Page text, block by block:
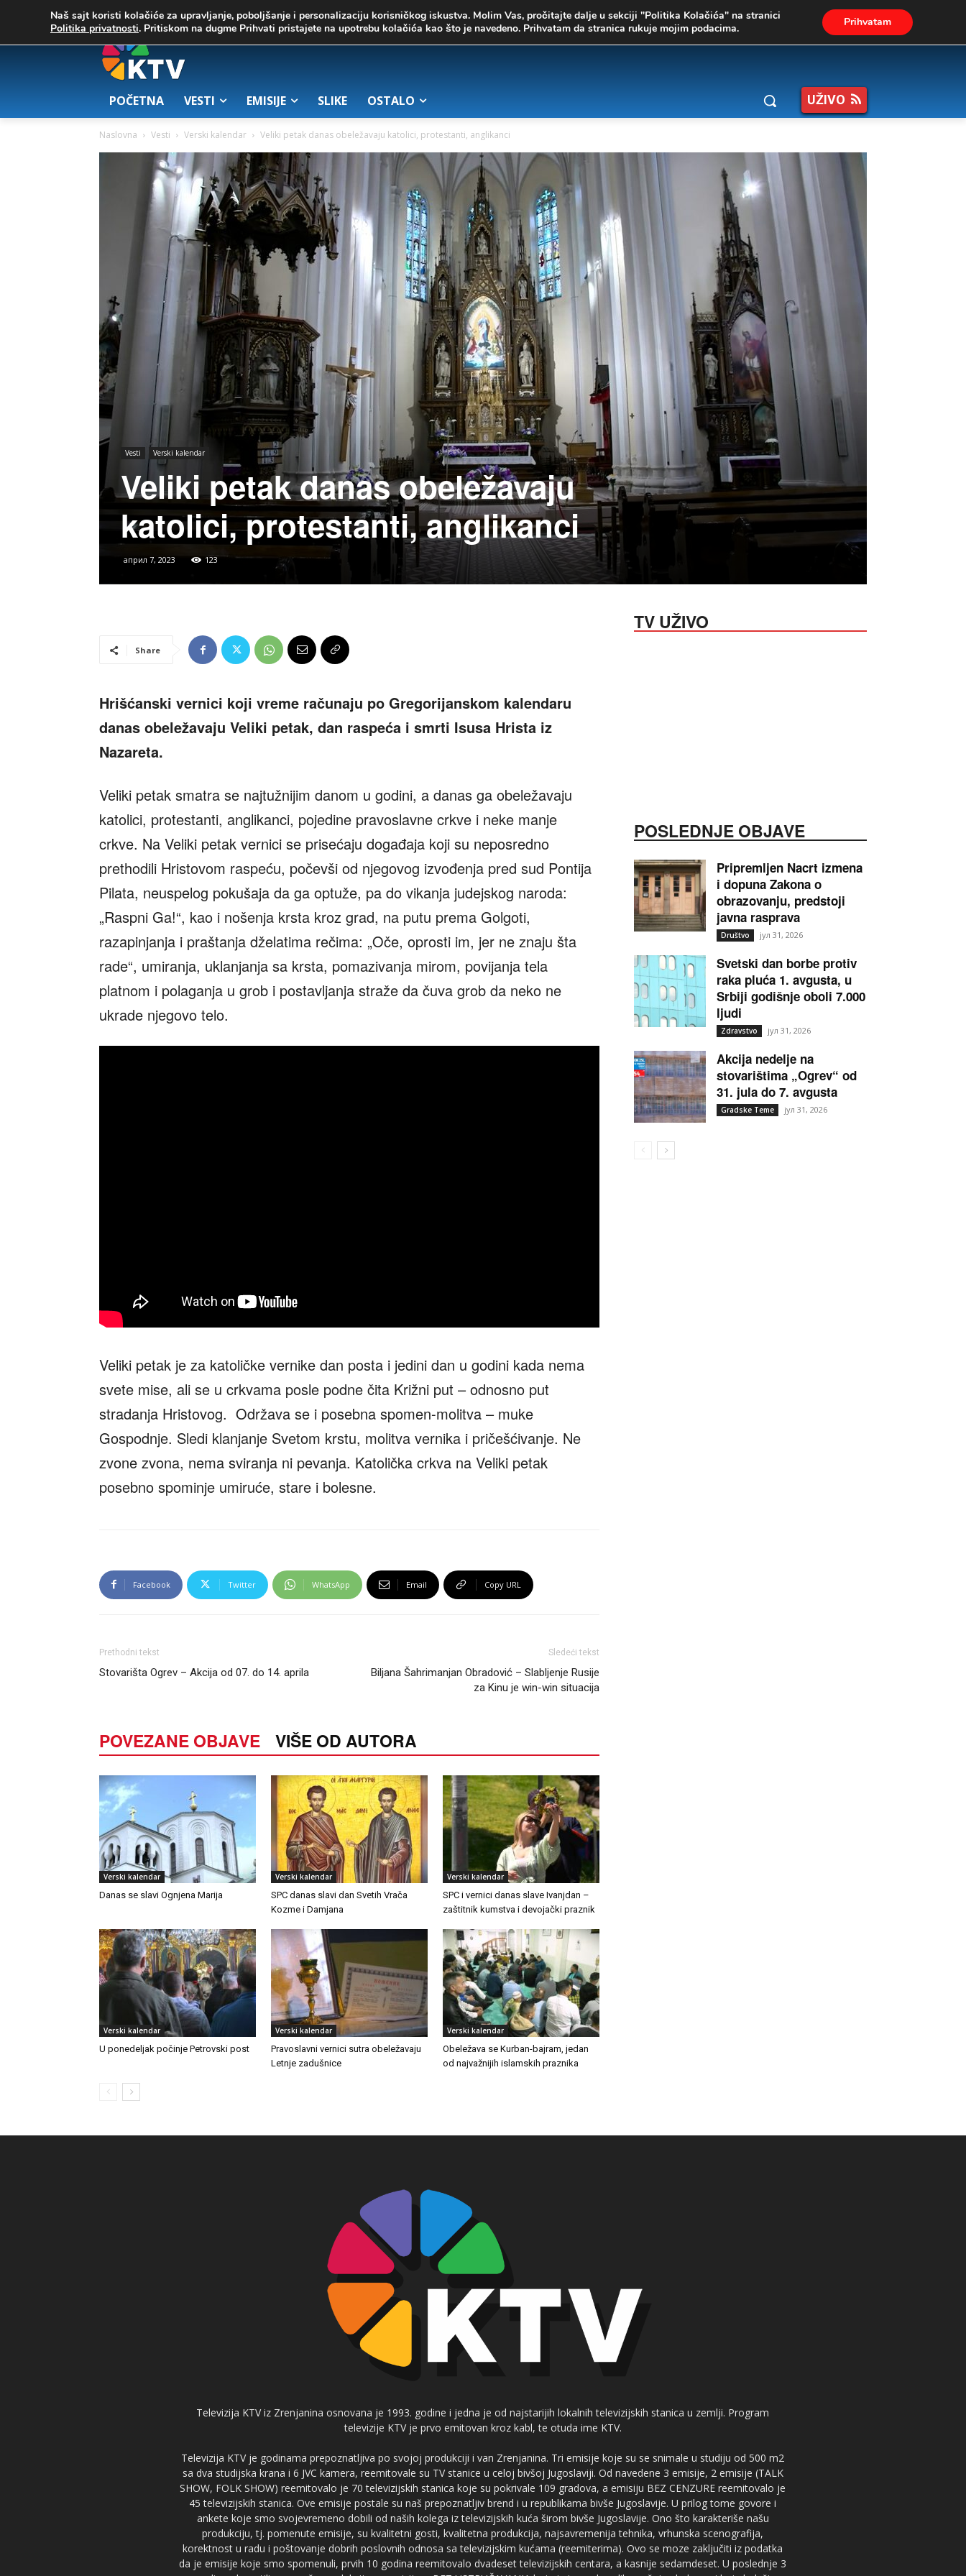
23.7 Zrenjanin 03. август 2026.
POČETNA VESTI EMISIJE SLIKE OSTALO UŽIVO
Naslovna Vesti Verski kalendar Veliki petak danas obeležavaju katolici, protestanti, anglikanci
Vesti Verski kalendar
Veliki petak danas obeležavaju
katolici, protestanti, anglikanci
април 7, 2023 123
Share
Hrišćanski vernici koji vreme računaju po Gregorijanskom kalendaru
danas obeležavaju Veliki petak, dan raspeća i smrti Isusa Hrista iz
Nazareta.
Veliki petak smatra se najtužnijim danom u godini, a danas ga obeležavaju
katolici, protestanti, anglikanci, pojedine pravoslavne crkve i neke manje
crkve. Na Veliki petak vernici se prisećaju događaja koji su neposredno
prethodili Hristovom raspeću, počevši od njegovog izvođenja pred sud Pontija
Pilata, neuspelog pokušaja da ga optuže, pa do vikanja judejskog naroda:
„Raspni Ga!“, kao i nošenja krsta kroz grad, na putu prema Golgoti,
razapinjanja i praštanja dželatima rečima: „Oče, oprosti im, jer ne znaju šta
rade“, umiranja, uklanjanja sa krsta, pomazivanja mirom, povijanja tela
platnom i polaganja u grob i postavljanja straže da čuva grob da neko ne
ukrade njegovo telo.
Veliki petak je za katoličke vernike dan posta i jedini dan u godini kada nema
svete mise, ali se u crkvama posle podne čita Križni put – odnosno put
stradanja Hristovog. Održava se i posebna spomen-molitva – muke
Gospodnje. Sledi klanjanje Svetom krstu, molitva vernika i pričešćivanje. Ne
zvone zvona, nema sviranja ni pevanja. Katolička crkva na Veliki petak
posebno spominje umiruće, stare i bolesne.
Facebook Twitter WhatsApp Email Copy URL
Prethodni tekst
Stovarišta Ogrev – Akcija od 07. do 14. aprila
Sledeći tekst
Biljana Šahrimanjan Obradović – Slabljenje Rusije
za Kinu je win-win situacija
POVEZANE OBJAVE VIŠE OD AUTORA
Verski kalendar
Danas se slavi Ognjena Marija
Verski kalendar
SPC danas slavi dan Svetih Vrača
Kozme i Damjana
Verski kalendar
SPC i vernici danas slave Ivanjdan –
zaštitnik kumstva i devojački praznik
Verski kalendar
U ponedeljak počinje Petrovski post
Verski kalendar
Pravoslavni vernici sutra obeležavaju
Letnje zadušnice
Verski kalendar
Obeležava se Kurban-bajram, jedan
od najvažnijih islamskih praznika
TV UŽIVO
POSLEDNJE OBJAVE
Pripremljen Nacrt izmena
i dopuna Zakona o
obrazovanju, predstoji
javna rasprava
Društvo јул 31, 2026
Svetski dan borbe protiv
raka pluća 1. avgusta, u
Srbiji godišnje oboli 7.000
ljudi
Zdravstvo јул 31, 2026
Akcija nedelje na
stovarištima „Ogrev“ od
31. jula do 7. avgusta
Gradske Teme јул 31, 2026
Televizija KTV iz Zrenjanina osnovana je 1993. godine i jedna je od najstarijih lokalnih televizijskih stanica u zemlji. Program
televizije KTV je prvo emitovan kroz kabl, te otuda ime KTV.
Televizija KTV je godinama prepoznatljiva po svojoj produkciji i van Zrenjanina. Tri emisije koje su se snimale u studiju od 500 m2
sa dva studijska krana i 6 JVC kamera, reemitovale su TV stanice u celoj bivšoj Jugoslaviji. Od navedene 3 emisije, 2 emisije (TALK
SHOW, FOLK SHOW) reemitovalo je 70 televizijskih stanica koje su pokrivale 109 gradova, a emisiju BEZ CENZURE reemitovalo je
45 televizijskih stanica. Ove emisije postale su naš prepoznatljiv brend i u republikama bivše Jugoslavije. U prilog tome govore i
ankete koje smo svojevremeno dobili od naših kolega iz televizijskih kuća širom bivše Jugoslavije. Ono što karakteriše našu
produkciju, tj. pomenute emisije, su kvalitetni gosti, kvalitetna produkcija, najsavremenija tehnika, vrhunska scenografija,
korektnost u radu i poštovanje dobrih poslovnih odnosa sa televizijskim kućama (reemiterima). Ovo se moze zaključiti iz podatka
da je emisije koje smo spomenuli, prvih 10 godina reemitovalo dvadeset televizijskih centara, a kasnije sedamdeset. U poslednje 3
Naš sajt koristi kolačiće za upravljanje, poboljšanje i personalizaciju korisničkog iskustva. Molim Vas, pročitajte dalje u sekciji "Politika Kolačića" na stranici
Politika privatnosti. Pritiskom na dugme Prihvati pristajete na upotrebu kolačića kao što je navedeno. Prihvatam da stranica rukuje mojim podacima. Prihvatam